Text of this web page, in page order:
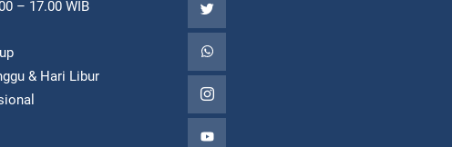
– 17.00 WIB
& Hari Libur